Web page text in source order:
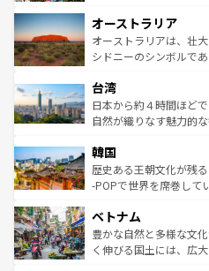
部のニューオーリンズ
文化が魅力。旅行者は
しみながら、その多様
ならではの贅沢な旅のスタイルだ。 な
情報はコンテンツ一覧
ワイ島は見逃せない。
島だが、静かな自然を
おすすめ。エメラルド
れるおもてなしの心で
人々、おいしいローカ
ク、伝統的なフラダン
ワイを、存分に味わってほしい。 なお、新
はコンテンツ一覧を参
オーストラリア
オーストラリアは、壮
シドニーのシンボルで
リアリーフや大陸中央
ク）、タスマニアの美
ど、見どころがたくさ
いる。アクティビティ
ビング、ハイキングな
い。オーストラリアの
参照してほしい。
台湾
日本から約４時間ほど
自然が織りなす魅力的
ン）、静ひつな山岳地
と山間の静けさが共存
驚きをもたらしてくれ
容にもいいと評判のス
が味わえる。 な
照してほしい。
韓国
歴史ある王朝文化が残
-POPで世界を席巻して
き、地方に足を延ばせ
できる。そして、キム
まで、さまざまな韓国
ベトナム
豊かな自然と多様な文
く伸びる国土には、広